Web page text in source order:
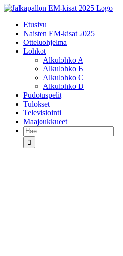
Skip
contentEtusivu
Naisten EM-kisat 2025
Otteluohjelma
Lohkot
Alkulohko A
Alkulohko B
Alkulohko C
Alkulohko D
Pudotuspelit
Tulokset
Televisiointi
Maajoukkueet
Etsi
...